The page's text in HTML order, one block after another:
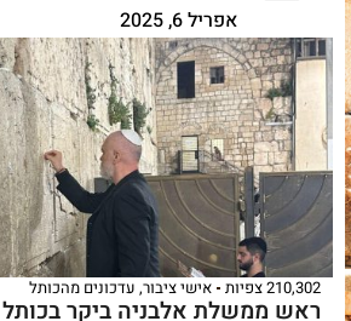
אפריל 6, 2025
210,302 צפיות אישי ציבור, עדכונים מהכותל
ראש ממשלת אלבניה ביקר